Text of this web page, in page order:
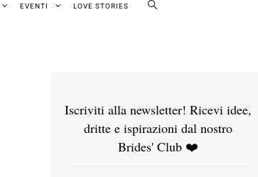
EVENTI LOVE STORIES
Iscriviti alla newsletter! Ricevi idee,
dritte e ispirazioni dal nostro
Brides' Club ❤️